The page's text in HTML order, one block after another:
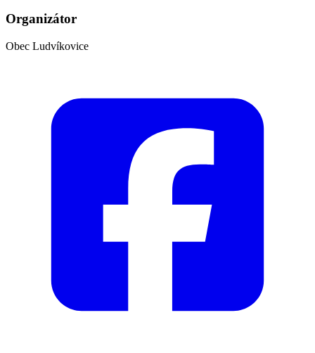
Organizátor
Obec Ludvíkovice